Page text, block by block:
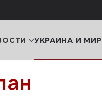
УКРАИНА И МИР